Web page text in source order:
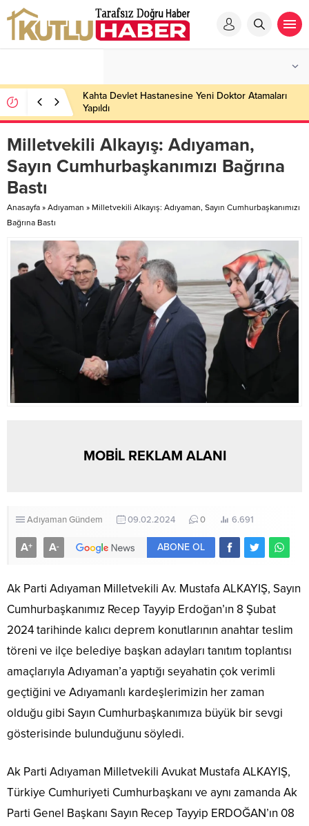
Kahta Devlet Hastanesine Yeni Doktor Atamaları
Yapıldı
Milletvekili Alkayış: Adıyaman,
Sayın Cumhurbaşkanımızı Bağrına
Bastı
Anasayfa » Adıyaman » Milletvekili Alkayış: Adıyaman, Sayın Cumhurbaşkanımızı
Bağrına Bastı
MOBİL REKLAM ALANI
AdıyamanGündem 09.02.2024 0 6.691
A+ A- ABONE OL
Ak Parti Adıyaman Milletvekili Av. Mustafa ALKAYIŞ, Sayın
Cumhurbaşkanımız Recep Tayyip Erdoğan’ın 8 Şubat
2024 tarihinde kalıcı deprem konutlarının anahtar teslim
töreni ve ilçe belediye başkan adayları tanıtım toplantısı
amaçlarıyla Adıyaman’a yaptığı seyahatin çok verimli
geçtiğini ve Adıyamanlı kardeşlerimizin her zaman
olduğu gibi Sayın Cumhurbaşkanımıza büyük bir sevgi
gösterisinde bulunduğunu söyledi.
Ak Parti Adıyaman Milletvekili Avukat Mustafa ALKAYIŞ,
Türkiye Cumhuriyeti Cumhurbaşkanı ve aynı zamanda Ak
Parti Genel Başkanı Sayın Recep Tayyip ERDOĞAN’ın 08